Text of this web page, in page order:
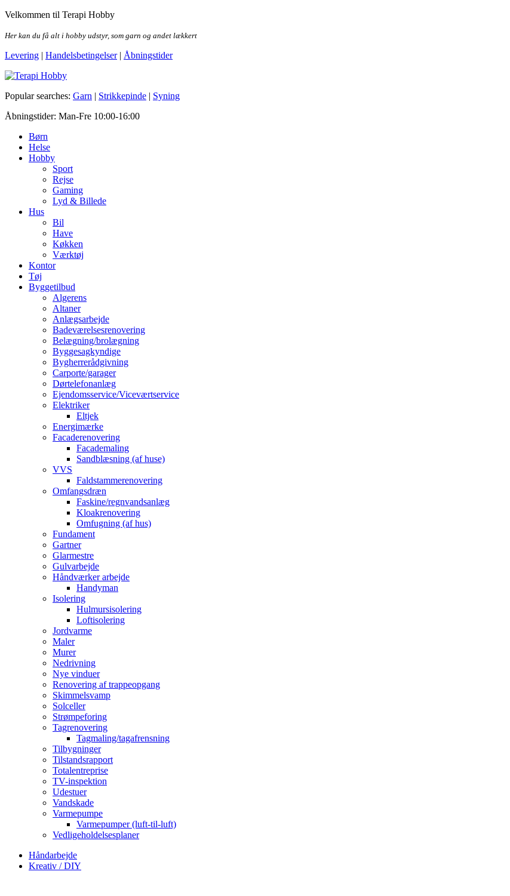
Skip
the
Velkommen til Terapi Hobby
Her kan du få alt i hobby udstyr, som garn og andet lækkert
Levering | Handelsbetingelser| Åbningstider
Terapi Hobby
Popular searches: Garn | Strikkepinde | Syning
Åbningstider: Man-Fre 10:00-16:00
Børn
Helse
Hobby
Sport
Rejse
Gaming
Lyd & Billede
Hus
Bil
Have
Køkken
Værktøj
Kontor
Tøj
Byggetilbud
Algerens
Altaner
Anlægsarbejde
Badeværelsesrenovering
Belægning/brolægning
Byggesagkyndige
Bygherrerådgivning
Carporte/garager
Dørtelefonanlæg
Ejendomsservice/Viceværtservice
Elektriker
Eltjek
Energimærke
Facaderenovering
Facademaling
Sandblæsning (af huse)
VVS
Faldstammerenovering
Omfangsdræn
Faskine/regnvandsanlæg
Kloakrenovering
Omfugning (af hus)
Fundament
Gartner
Glarmestre
Gulvarbejde
Håndværker arbejde
Handyman
Isolering
Hulmursisolering
Loftisolering
Jordvarme
Maler
Murer
Nedrivning
Nye vinduer
Renovering af trappeopgang
Skimmelsvamp
Solceller
Strømpeforing
Tagrenovering
Tagmaling/tagafrensning
Tilbygninger
Tilstandsrapport
Totalentreprise
TV-inspektion
Udestuer
Vandskade
Varmepumpe
Varmepumper (luft-til-luft)
Vedligeholdelsesplaner
Håndarbejde
Kreativ / DIY